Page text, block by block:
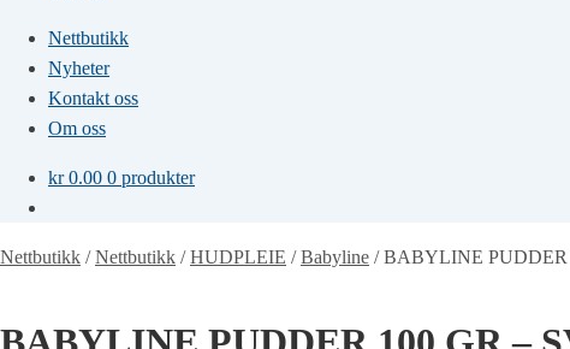
Nettbutikk
Nyheter
Kontakt oss
Om oss
kr0.00 0 produkter
Nettbutikk /Nettbutikk /HUDPLEIE /Babyline /BABYLINE PUDDER